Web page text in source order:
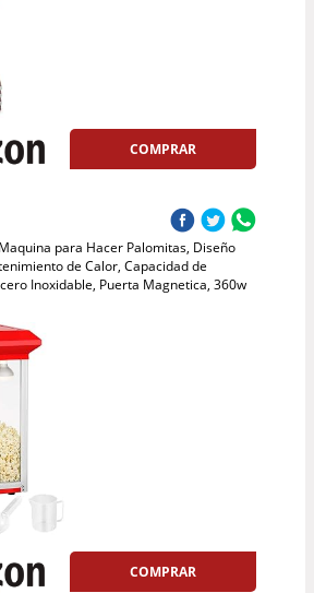
COMPRAR
para Hacer Palomitas, Diseño
de Calor, Capacidad de
Inoxidable, Puerta Magnetica, 360w
COMPRAR